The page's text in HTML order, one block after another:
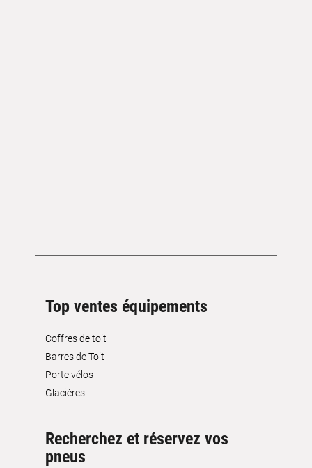
Top ventes équipements
Coffres de toit
Barres de Toit
Porte vélos
Glacières
Recherchez et réservez vos
pneus